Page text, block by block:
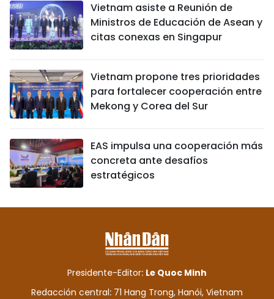
Vietnam asiste a Reunión de
Ministros de Educación de Asean y
citas conexas en Singapur
Vietnam propone tres prioridades
para fortalecer cooperación entre
Mekong y Corea del Sur
EAS impulsa una cooperación más
concreta ante desafíos
estratégicos
Presidente-Editor: Le Quoc Minh
Redacción central: 71 Hang Trong, Hanói, Vietnam